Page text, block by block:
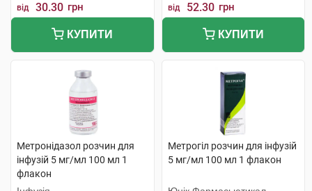
від 30.30 грн
КУПИТИ
від 52.30 грн
КУПИТИ
Метронідазол розчин для
інфузій 5 мг/мл 100 мл 1
флакон
Метрогіл розчин для інфузій
5 мг/мл 100 мл 1 флакон